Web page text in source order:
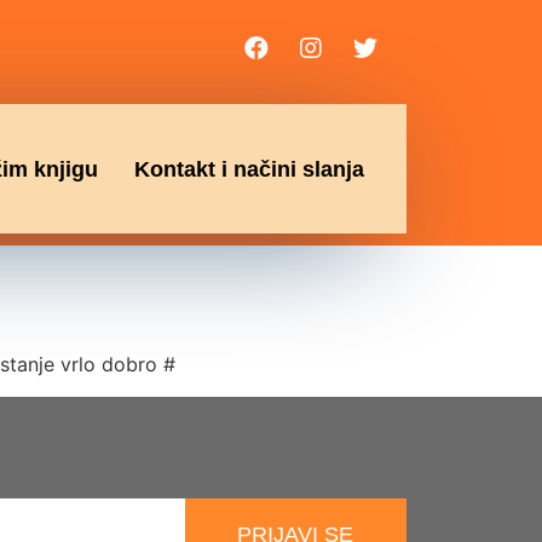
knjigu Kontakt i načini slanja
stanje vrlo dobro #
PRIJAVI SE